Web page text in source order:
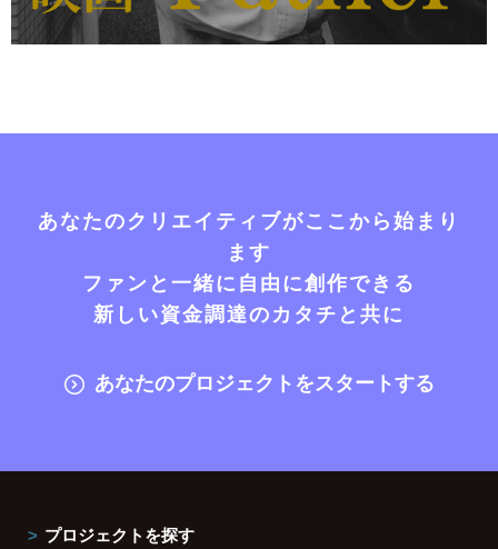
あなたのクリエイティブがここから始まり
ます
ファンと一緒に自由に創作できる
新しい資金調達のカタチと共に
あなたのプロジェクトをスタートする
プロジェクトを探す